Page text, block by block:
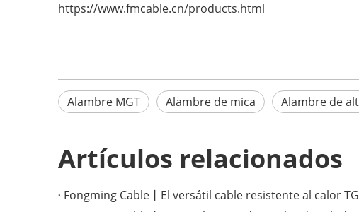
https://www.fmcable.cn/products.html
Alambre MGT Alambre de mica Alambre de
Artículos relacionados